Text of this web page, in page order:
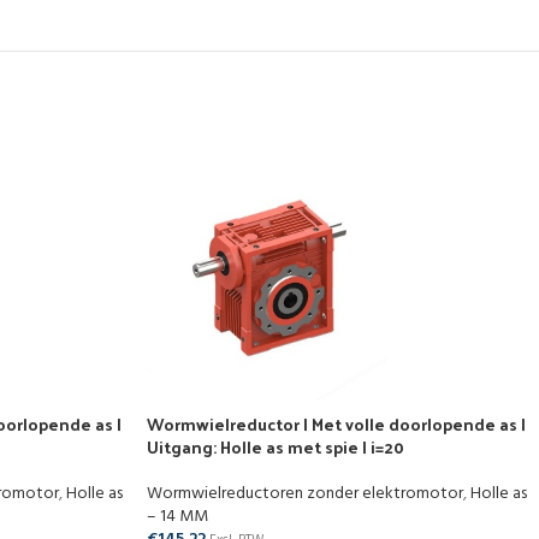
as |
,Holle as
Wormwielreductor | Met volle doorlopende as |
Uitgang: Holle as met spie | i=20
Wormwielreductoren zonder elektromotor,Holle as
– 14 MM